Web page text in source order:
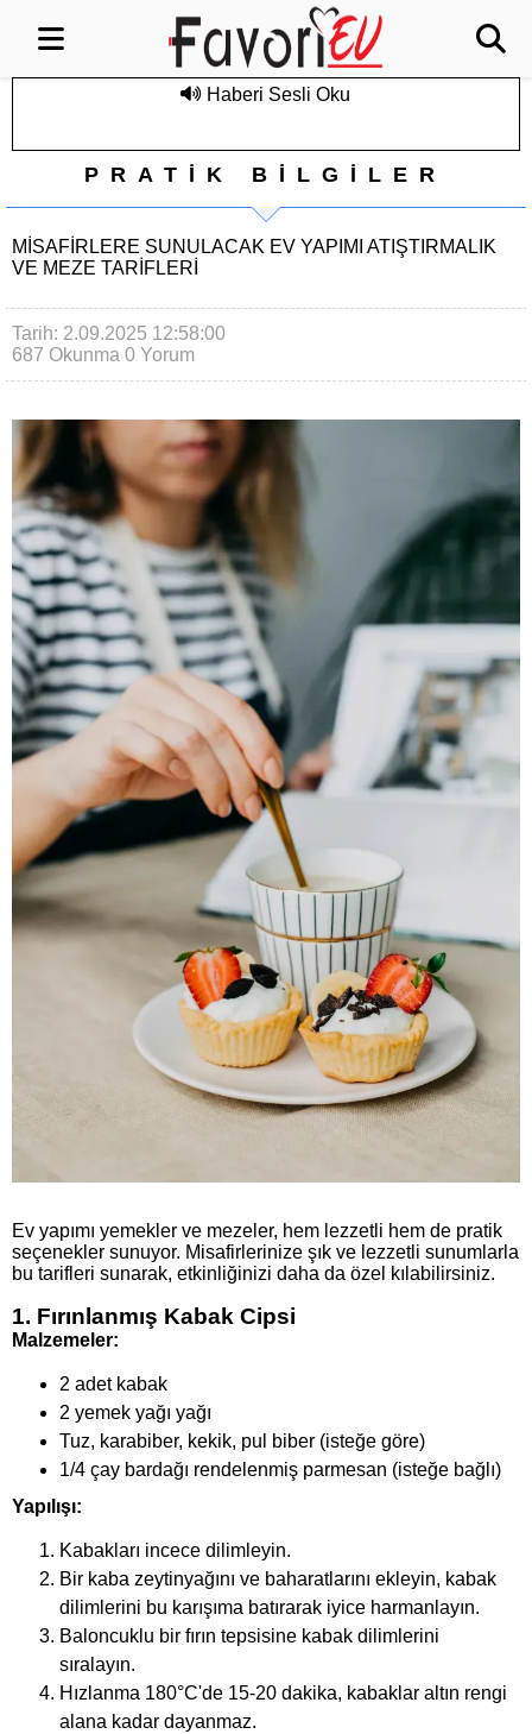
Haberi Sesli Oku
PRATİK BİLGİLER
MISAFIRLERE SUNULACAK EV YAPIMI ATIŞTIRMALIK
VE MEZE TARIFLERI
Tarih: 2.09.2025 12:58:00
687 Okunma 0 Yorum
Ev yapımı yemekler ve mezeler, hem lezzetli hem de pratik
seçenekler sunuyor. Misafirlerinize şık ve lezzetli sunumlarla
bu tarifleri sunarak, etkinliğinizi daha da özel kılabilirsiniz.
1. Fırınlanmış Kabak Cipsi
Malzemeler:
2 adet kabak
2 yemek yağı yağı
Tuz, karabiber, kekik, pul biber (isteğe göre)
1/4 çay bardağı rendelenmiş parmesan (isteğe bağlı)
Yapılışı:
Kabakları incece dilimleyin.
Bir kaba zeytinyağını ve baharatlarını ekleyin, kabak
dilimlerini bu karışıma batırarak iyice harmanlayın.
Baloncuklu bir fırın tepsisine kabak dilimlerini
sıralayın.
Hızlanma 180°C'de 15-20 dakika, kabaklar altın rengi
alana kadar dayanmaz.